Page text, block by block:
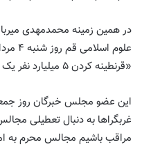
در همین زمینه محمدمهدی
علوم
«قرنطینه کردن ۵ میلیارد نفر یک توطئه بزرگ است.»
غربگراها به دنبال تعطیلی
مراقب باشیم مجالس محرم به